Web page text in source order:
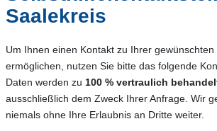
Saalekreis
Um Ihnen einen Kontakt zu Ihrer
ermöglichen, nutzen Sie bitte das folgende
Daten werden zu 100 % vertraulich
ausschließlich dem Zweck Ihrer Anfrage. Wir
niemals ohne Ihre Erlaubnis an Dritte weiter.